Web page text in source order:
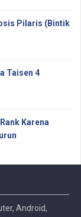
Pilaris (Bintik
Taisen 4
Karena
Android,